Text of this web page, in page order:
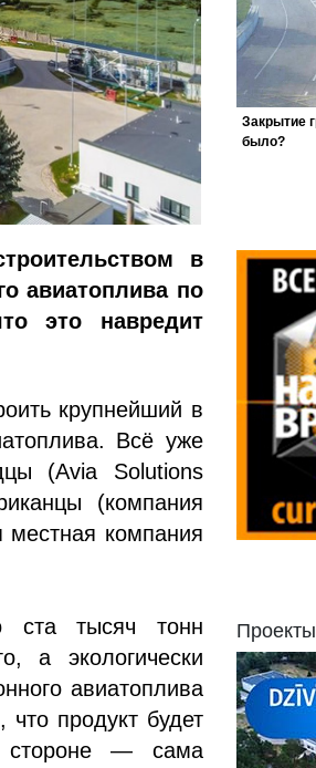
в
авиатоплива по
это навредит
крупнейший в
Всё уже
(Avia Solutions
(компания
местная компания
ста тысяч тонн
а экологически
авиатоплива
продукт будет
стороне — сама
Проекты